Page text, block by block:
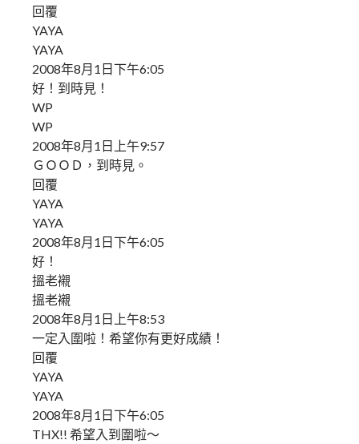
回覆
YAYA
YAYA
2008年8月1日下午6:05
好！到時見！
WP
WP
2008年8月1日上午9:57
ＧＯＯＤ，到時見。
回覆
YAYA
YAYA
2008年8月1日下午6:05
好！
搵老襯
搵老襯
2008年8月1日上午8:53
一定入圍啦！希望你有更好成績！
回覆
YAYA
YAYA
2008年8月1日下午6:05
THX!! 希望入到圍啦～